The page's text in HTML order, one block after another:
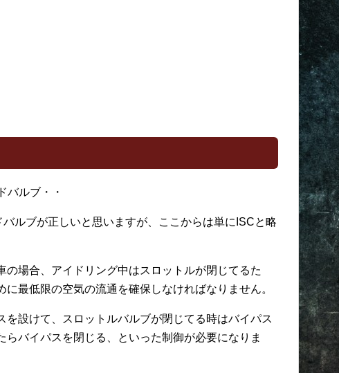
バルブ・・
ルブが正しいと思いますが、ここからは単にISCと略
の場合、アイドリング中はスロットルが閉じてるた
最低限の空気の流通を確保しなければなりません。
を設けて、スロットルバルブが閉じてる時はバイパス
バイパスを閉じる、といった制御が必要になりま